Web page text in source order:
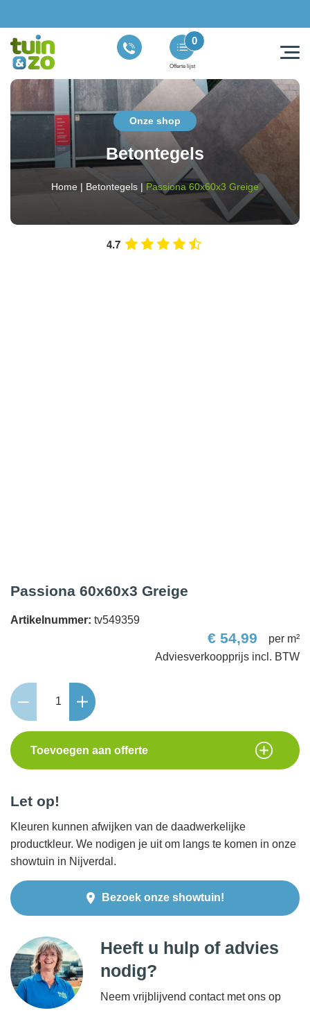
Offerte lijst
0
Onze shop
Betontegels
Home | Betontegels | Passiona 60x60x3 Greige
4.7
Passiona 60x60x3 Greige
Artikelnummer: tv549359
€ 54,99 per m²
Passiona
60x60x3
aantal
Toevoegen aan offerte
Let op!
Kleuren kunnen afwijken van de daadwerkelijke
productkleur. We nodigen je uit om langs te komen in onze
showtuin in Nijverdal.
Bezoek onze showtuin!
Heeft u hulp of advies
nodig?
Neem vrijblijvend contact met ons op